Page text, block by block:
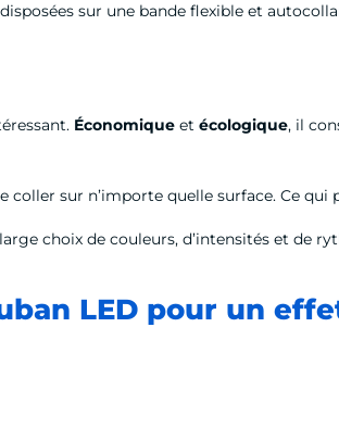
sur une bande flexible et
Économiqueet écologique, il
coller sur n’importe quelle surface. Ce
choix de couleurs, d’intensités et de
LED pour un